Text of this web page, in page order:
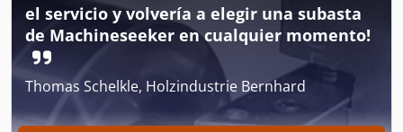
el servicio y volvería a elegir una subasta
de Machineseeker en cualquier momento!
Thomas Schelkle, Holzindustrie Bernhard